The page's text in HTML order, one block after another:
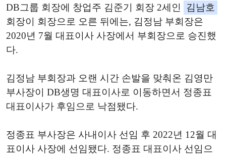
DB그룹 회장에 창업주 김준기 회장 2세인
김남호
회장이 회장으로 오른 뒤에는, 김정남 부회장은
2020년 7월 대표이사 사장에서 부회장으로 승진했
다.
김정남 부회장과 오랜 시간 손발을 맞춰온 김영만
부사장이 DB생명 대표이사로 이동하면서 정종표
대표이사가 후임으로 낙점됐다.
정종표 부사장은 사내이사 선임 후 2022년 12월 대
표이사 사장에 선임됐다. 정종표 대표이사 선임으